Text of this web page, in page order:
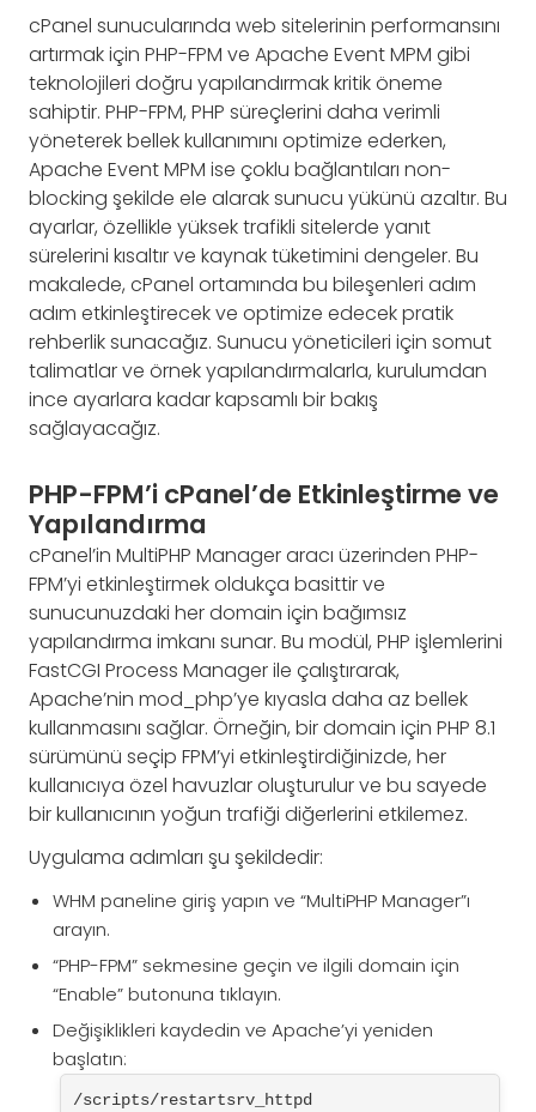
cPanel sunucularında web sitelerinin performansını
artırmak için PHP-FPM ve Apache Event MPM gibi
teknolojileri doğru yapılandırmak kritik öneme
sahiptir. PHP-FPM, PHP süreçlerini daha verimli
yöneterek bellek kullanımını optimize ederken,
Apache Event MPM ise çoklu bağlantıları non-
blocking şekilde ele alarak sunucu yükünü azaltır. Bu
ayarlar, özellikle yüksek trafikli sitelerde yanıt
sürelerini kısaltır ve kaynak tüketimini dengeler. Bu
makalede, cPanel ortamında bu bileşenleri adım
adım etkinleştirecek ve optimize edecek pratik
rehberlik sunacağız. Sunucu yöneticileri için somut
talimatlar ve örnek yapılandırmalarla, kurulumdan
ince ayarlara kadar kapsamlı bir bakış
sağlayacağız.
PHP-FPM’i cPanel’de Etkinleştirme ve
Yapılandırma
cPanel’in MultiPHP Manager aracı üzerinden PHP-
FPM’yi etkinleştirmek oldukça basittir ve
sunucunuzdaki her domain için bağımsız
yapılandırma imkanı sunar. Bu modül, PHP işlemlerini
FastCGI Process Manager ile çalıştırarak,
Apache’nin mod_php’ye kıyasla daha az bellek
kullanmasını sağlar. Örneğin, bir domain için PHP 8.1
sürümünü seçip FPM’yi etkinleştirdiğinizde, her
kullanıcıya özel havuzlar oluşturulur ve bu sayede
bir kullanıcının yoğun trafiği diğerlerini etkilemez.
Uygulama adımları şu şekildedir:
WHM paneline giriş yapın ve “MultiPHP Manager”ı
arayın.
“PHP-FPM” sekmesine geçin ve ilgili domain için
“Enable” butonuna tıklayın.
Değişiklikleri kaydedin ve Apache’yi yeniden
başlatın:
/scripts/restartsrv_httpd